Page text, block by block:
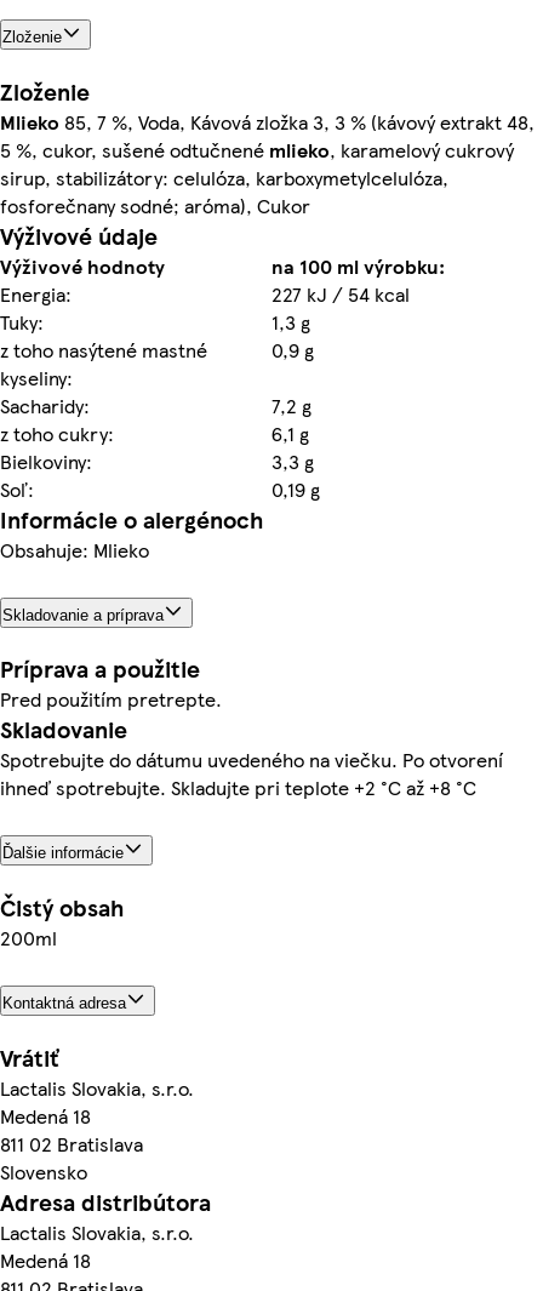
Zloženie
Zloženie
Mlieko 85, 7 %, Voda, Kávová zložka 3, 3 % (kávový extrakt 48,
5 %, cukor, sušené odtučnené mlieko, karamelový cukrový
sirup, stabilizátory: celulóza, karboxymetylcelulóza,
fosforečnany sodné; aróma), Cukor
Výživové údaje
Výživové hodnoty
na 100 ml výrobku:
Energia:
227 kJ / 54 kcal
Tuky:
1,3 g
z toho nasýtené mastné
kyseliny:
0,9 g
Sacharidy:
7,2 g
z toho cukry:
6,1 g
Bielkoviny:
3,3 g
Soľ:
0,19 g
Informácie o alergénoch
Obsahuje: Mlieko
Skladovanie a príprava
Príprava a použitie
Pred použitím pretrepte.
Skladovanie
Spotrebujte do dátumu uvedeného na viečku. Po otvorení
ihneď spotrebujte. Skladujte pri teplote +2 °C až +8 °C
Ďalšie informácie
Čistý obsah
200ml
Kontaktná adresa
Vrátiť
Lactalis Slovakia, s.r.o.
Medená 18
811 02 Bratislava
Slovensko
Adresa distribútora
Lactalis Slovakia, s.r.o.
Medená 18